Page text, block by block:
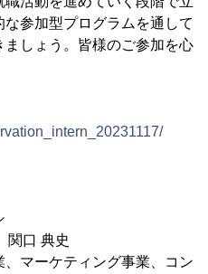
参加型プログラムを通して
しょう。皆様のご参加を心
口 典史
マーケティング事業、コン